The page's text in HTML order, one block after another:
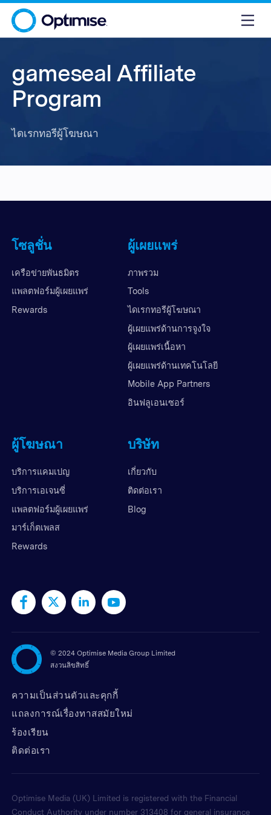
gameseal Affiliate
Program
ไดเรกทอรีผู้โฆษณา
โซลูชั่น
เครือข่ายพันธมิตร
แพลตฟอร์มผู้เผยแพร่
Rewards
ผู้เผยแพร่
ภาพรวม
Tools
ไดเรกทอรีผู้โฆษณา
ผู้เผยแพร่ด้านการจูงใจ
ผู้เผยแพร่เนื้อหา
ผู้เผยแพร่ด้านเทคโนโลยี
Mobile App Partners
อินฟลูเอนเซอร์
ผู้โฆษณา
บริการแคมเปญ
บริการเอเจนซี่
แพลตฟอร์มผู้เผยแพร่
มาร์เก็ตเพลส
Rewards
บริษัท
เกี่ยวกับ
ติดต่อเรา
Blog
© 2024 Optimise Media Group Limited
สงวนลิขสิทธิ์
ความเป็นส่วนตัวและคุกกี้
แถลงการณ์เรื่องทาสสมัยใหม่
ร้องเรียน
ติดต่อเรา
Optimise Media (UK) Limited is registered with the Financial
Conduct Authority under number 313408 for general insurance